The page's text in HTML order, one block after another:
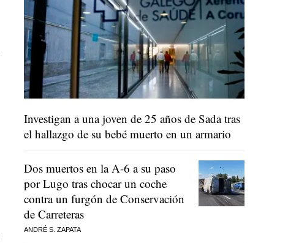
Investigan a una joven de 25 años de Sada tras
el hallazgo de su bebé muerto en un armario
Dos muertos en la A-6 a su paso
por Lugo tras chocar un coche
contra un furgón de Conservación
de Carreteras
ANDRÉ S. ZAPATA